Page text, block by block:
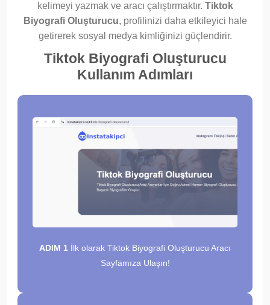
kelimeyi yazmak ve aracı çalıştırmaktır. Tiktok
Biyografi Oluşturucu, profilinizi daha etkileyici hale
getirerek sosyal medya kimliğinizi güçlendirir.
Tiktok Biyografi Oluşturucu
Kullanım Adımları
ADIM 1 İlk olarak Tiktok Biyografi Oluşturucu Aracı
Sayfamıza Ulaşın!